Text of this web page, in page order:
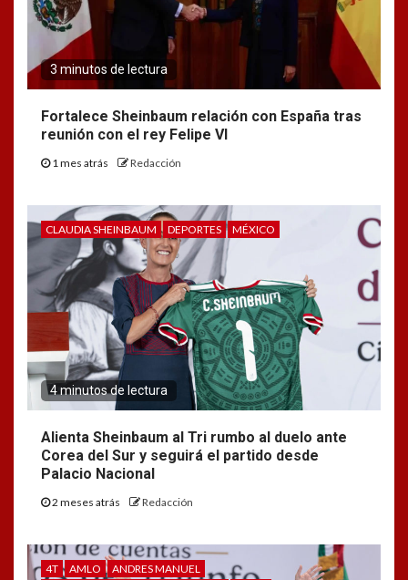
3 minutos de lectura
Fortalece Sheinbaum relación con España tras
reunión con el rey Felipe VI
1 mes atrás Redacción
CLAUDIA SHEINBAUM DEPORTES MÉXICO
4 minutos de lectura
Alienta Sheinbaum al Tri rumbo al duelo ante
Corea del Sur y seguirá el partido desde
Palacio Nacional
2 meses atrás Redacción
4T AMLO
ANDRES MANUEL